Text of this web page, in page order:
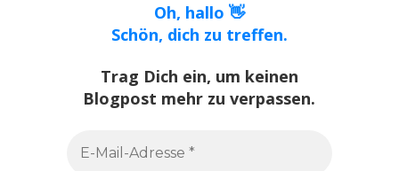
Oh, hallo 👋
Schön, dich zu treffen.
Trag Dich ein, um keinen
Blogpost mehr zu verpassen.